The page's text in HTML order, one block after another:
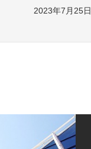
2023年7月25日